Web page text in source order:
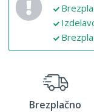
Brezplačno